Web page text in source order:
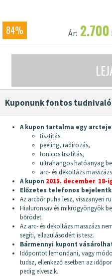
84% Ár: 2.700
Kuponunk fontos
A kupon tartalma egy
tisztítás
peeling, radírozás,
tonicos tisztítás,
ultrahangos hatóanyag
arc- és dekoltázs masszázs
A kupon 2015. december 18-
Előzetes telefonos
Az arcbőr puha lesz, visszanyeri
Hialuronsav és mikrogyöngyök
bőrödet.
Az arc- és dekoltázs masszázs
segíti, ellazulásodért is tesz.
Bármennyi kupont
Időpontot lemondani, vagy
tudsz, ellenkező esetben az
pedig elveszik.